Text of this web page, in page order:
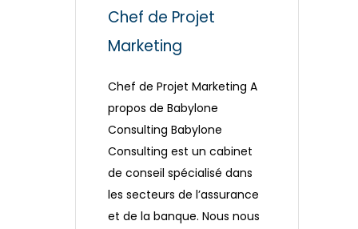
Chef de Projet
Marketing
Chef de Projet Marketing A
propos de Babylone
Consulting Babylone
Consulting est un cabinet
de conseil spécialisé dans
les secteurs de l’assurance
et de la banque. Nous nous